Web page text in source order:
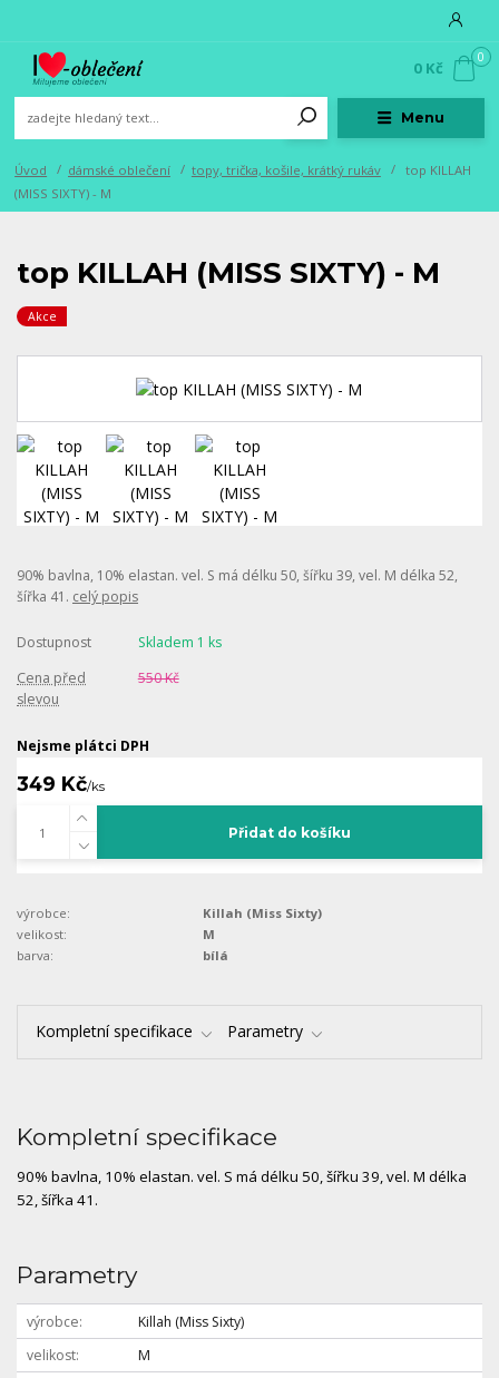
Menu
0
0 Kč
Úvod dámské oblečení topy, trička, košile, krátký rukáv
top KILLAH
(MISS SIXTY) - M
top KILLAH (MISS SIXTY) - M
Akce
90% bavlna, 10% elastan. vel. S má délku 50, šířku 39, vel. M délka 52,
šířka 41. celý popis
Dostupnost
Skladem 1 ks
Cena před
slevou
550 Kč
Nejsme plátci DPH
349 Kč/ks
Přidat do košíku
výrobce:
Killah (Miss Sixty)
velikost:
M
barva:
bílá
Kompletní specifikace Parametry
Kompletní specifikace
90% bavlna, 10% elastan. vel. S má délku 50, šířku 39, vel. M délka
52, šířka 41.
Parametry
výrobce
Killah (Miss Sixty)
velikost
M